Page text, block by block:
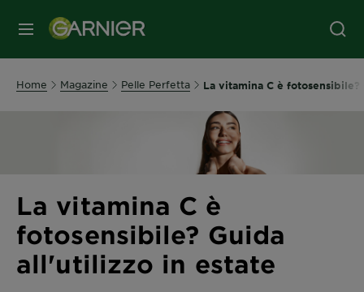
MENU
Home Magazine Pelle Perfetta La vitamina C è
La vitamina C è
fotosensibile? Guida
all'utilizzo in estate